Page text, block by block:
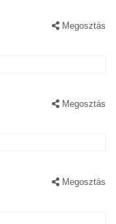
Megosztás
Megosztás
Megosztás